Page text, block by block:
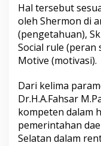
i
l
U
j
i
a
P
r
o
o
s
Hal tersebut
oleh Shermon di
(pengetahuan),
Social rule (peran
Motive (motivasi).
Dari kelima
Dr.H.A.Fahsar
kompeten dalam
pemerintahan
Selatan dalam